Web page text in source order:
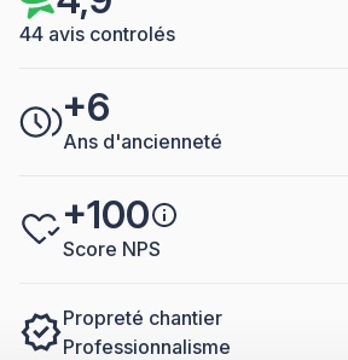
44 avis controlés
+6
Ans d'ancienneté
+100
Score NPS
Propreté chantier
Professionnalisme